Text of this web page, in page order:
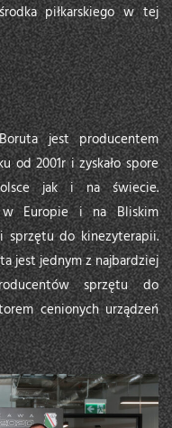
piłkarskiego w tej
jest producentem
od 2001r i zyskało spore
jak i na świecie.
w Europie i na Bliskim
sprzętu do kinezyterapii.
jest jednym z najbardziej
sprzętu do
cenionych urządzeń